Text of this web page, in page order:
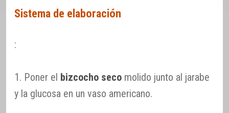
Sistema de elaboración
:
1. Poner el bizcocho seco molido junto al jarabe
y la glucosa en un vaso americano.